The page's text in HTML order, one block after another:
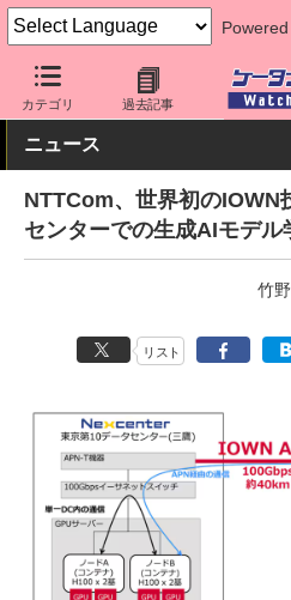
カテゴリ 過去記事
ケータイ Watch キャリア ドコモ
ニュース
NTTCom、世界初のIOWN
センターでの生成AIモデル
竹
リスト